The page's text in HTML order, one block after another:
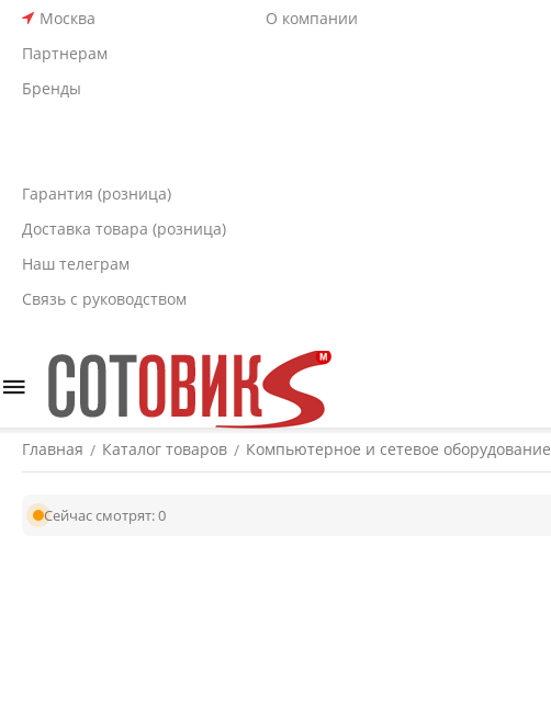
Москва
О компании
Партнерам
Бренды
Гарантия (розница)
Доставка товара (розница)
Наш телеграм
Связь с руководством
Главная / Каталог товаров / Компьютерное и сетевое оборудование
Сейчас смотрят:0